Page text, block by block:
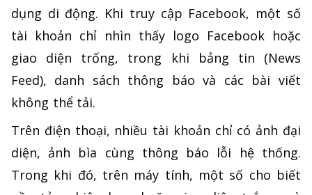
dụng di động. Khi truy cập Facebook, một số
tài khoản chỉ nhìn thấy logo Facebook hoặc
giao diện trống, trong khi bảng tin (News
Feed), danh sách thông báo và các bài viết
không thể tải.
Trên điện thoại, nhiều tài khoản chỉ có ảnh đại
diện, ảnh bìa cùng thông báo lỗi hệ thống.
Trong khi đó, trên máy tính, một số cho biết